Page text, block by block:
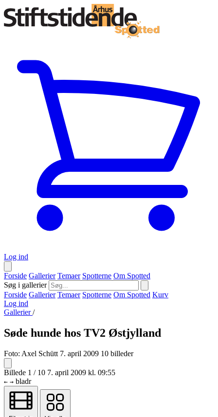
Log ind
Forside Gallerier Temaer Spotterne Om Spotted
Søg i gallerier
Forside Gallerier Temaer Spotterne Om Spotted Kurv
Log ind
Gallerier/
Søde hunde hos TV2 Østjylland
Foto: Axel Schütt 7. april 2009 10 billeder
Billede 1 / 10 7. april 2009 kl. 09:55
← → bladr